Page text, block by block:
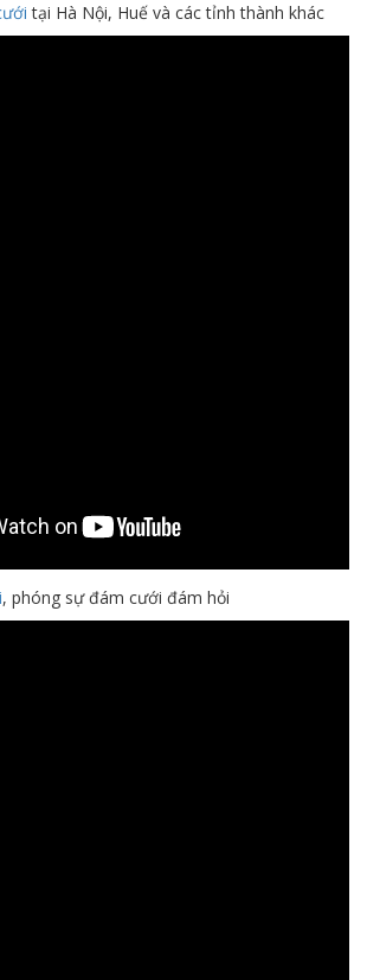
tại Hà Nội, Huế và các tỉnh thành khác
, phóng sự đám cưới đám hỏi